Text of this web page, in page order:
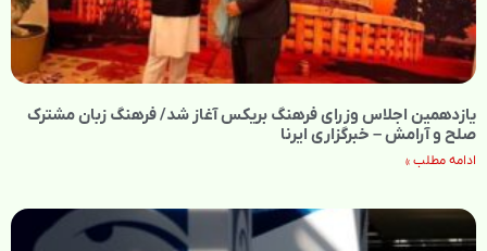
یازدهمین اجلاس وزرای فرهنگ بریکس آغاز شد/ فرهنگ زبان مشترک
صلح و آرامش – خبرگزاری ایرنا
ادامه مطلب »